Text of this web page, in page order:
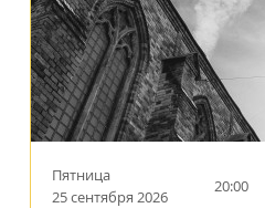
Пятница
25 сентября 2026
20:00